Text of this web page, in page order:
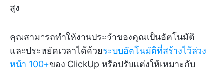
สูง
คุณสามารถทำให้งานประจำของคุณเป็นอัตโนมัติ
และประหยัดเวลาได้ด้วยระบบอัตโนมัติที่สร้างไว้ล่วง
หน้า 100+ของ ClickUp หรือปรับแต่งให้เหมาะกับ